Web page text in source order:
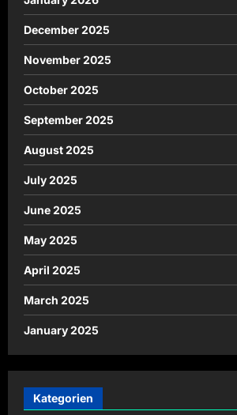
December 2025
November 2025
October 2025
September 2025
August 2025
July 2025
June 2025
May 2025
April 2025
March 2025
January 2025
Kategorien